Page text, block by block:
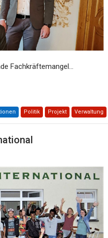
Fachkräftemangel…
Politik Projekt Verwaltung